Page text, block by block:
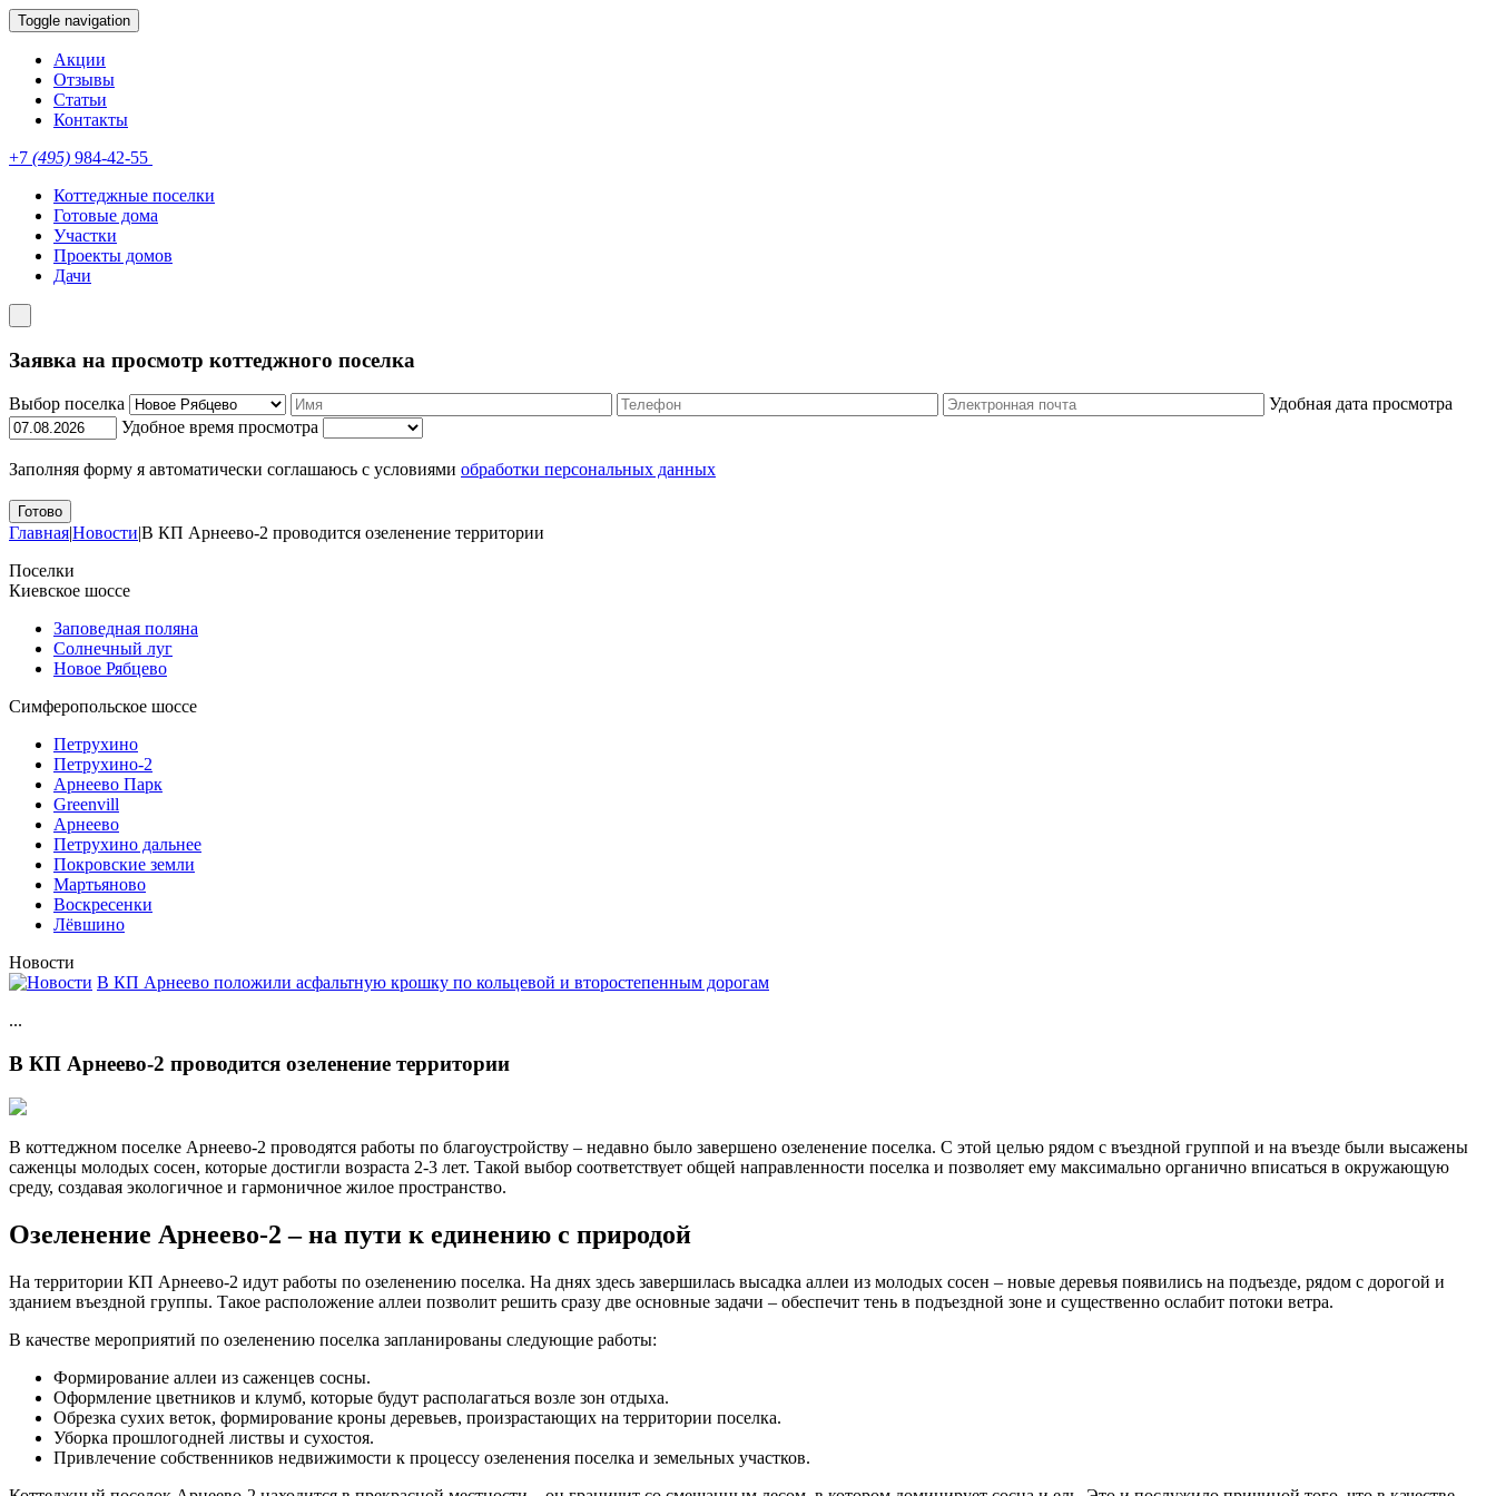
Toggle navigation
Акции
Отзывы
Статьи
Контакты
+7 (495) 984-42-55
Коттеджные поселки
Готовые дома
Участки
Проекты домов
Дачи
Заявка на просмотр коттеджного поселка
Выбор поселка
Удобная дата просмотра
Удобное время просмотра
Заполняя форму я автоматически соглашаюсь с условиями обработки персональных данных
Главная|Новости|В КП Арнеево-2 проводится озеленение территории
Поселки
Киевское шоссе
Заповедная поляна
Солнечный луг
Новое Рябцево
Симферопольское шоссе
Петрухино
Петрухино-2
Арнеево Парк
Greenvill
Арнеево
Петрухино дальнее
Покровские земли
Мартьяново
Воскресенки
Лёвшино
Новости
В КП Арнеево положили асфальтную крошку по кольцевой и второстепенным дорогам
...
В КП Арнеево-2 проводится озеленение территории
В коттеджном поселке Арнеево-2 проводятся работы по благоустройству – недавно было завершено озеленение поселка. С этой целью рядом с въездной группой и на въезде были высажены
саженцы молодых сосен, которые достигли возраста 2-3 лет. Такой выбор соответствует общей направленности поселка и позволяет ему максимально органично вписаться в окружающую
среду, создавая экологичное и гармоничное жилое пространство.
Озеленение Арнеево-2 – на пути к единению с природой
На территории КП Арнеево-2 идут работы по озеленению поселка. На днях здесь завершилась высадка аллеи из молодых сосен – новые деревья появились на подъезде, рядом с дорогой и
зданием въездной группы. Такое расположение аллеи позволит решить сразу две основные задачи – обеспечит тень в подъездной зоне и существенно ослабит потоки ветра.
В качестве мероприятий по озеленению поселка запланированы следующие работы:
Формирование аллеи из саженцев сосны.
Оформление цветников и клумб, которые будут располагаться возле зон отдыха.
Обрезка сухих веток, формирование кроны деревьев, произрастающих на территории поселка.
Уборка прошлогодней листвы и сухостоя.
Привлечение собственников недвижимости к процессу озеленения поселка и земельных участков.